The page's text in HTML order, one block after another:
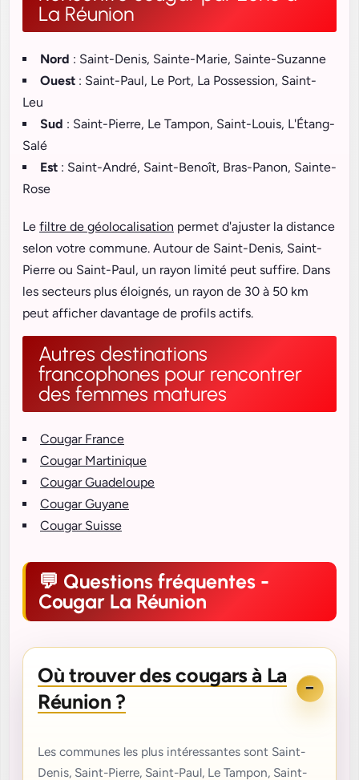
La Réunion
Nord : Saint-Denis, Sainte-Marie, Sainte-Suzanne
Ouest : Saint-Paul, Le Port, La Possession, Saint-
Leu
Sud : Saint-Pierre, Le Tampon, Saint-Louis, L'Étang-
Salé
Est : Saint-André, Saint-Benoît, Bras-Panon, Sainte-
Rose
Le filtre de géolocalisation permet d'ajuster la distance
selon votre commune. Autour de Saint-Denis, Saint-
Pierre ou Saint-Paul, un rayon limité peut suffire. Dans
les secteurs plus éloignés, un rayon de 30 à 50 km
peut afficher davantage de profils actifs.
Autres destinations
francophones pour rencontrer
des femmes matures
Cougar France
Cougar Martinique
Cougar Guadeloupe
Cougar Guyane
Cougar Suisse
Questions fréquentes -
Cougar La Réunion
Où trouver des cougars à La
Réunion ?
Les communes les plus intéressantes sont Saint-
Denis, Saint-Pierre, Saint-Paul, Le Tampon, Saint-